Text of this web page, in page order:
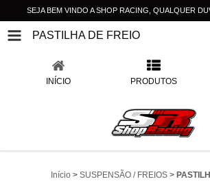
SEJA BEM VINDO A SHOP RACING, QUALQUER
PASTILHA DE FREIO
INÍCIO PRODUTOS
Início > SUSPENSÃO / FREIOS >